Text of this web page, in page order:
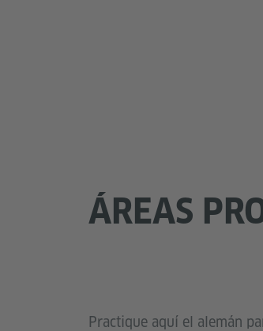
ÁREAS
Practique aquí el alemán